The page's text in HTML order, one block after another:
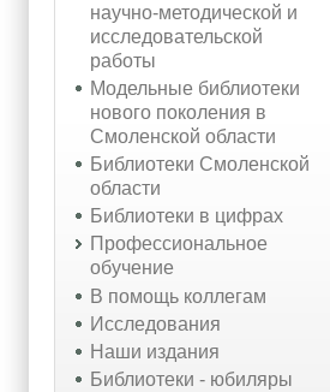
научно-методической и
исследовательской
работы
Модельные библиотеки
нового поколения в
Смоленской области
Библиотеки Смоленской
области
Библиотеки в цифрах
Профессиональное
обучение
В помощь коллегам
Исследования
Наши издания
Библиотеки - юбиляры